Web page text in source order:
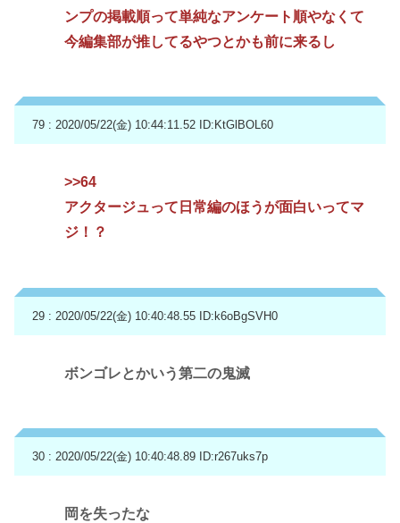
ンプの掲載順って単純なアンケート順やなくて
今編集部が推してるやつとかも前に来るし
79 : 2020/05/22(金) 10:44:11.52 ID:KtGlBOL60
>>64
アクタージュって日常編のほうが面白いってマ
ジ！？
29 : 2020/05/22(金) 10:40:48.55 ID:k6oBgSVH0
ボンゴレとかいう第二の鬼滅
30 : 2020/05/22(金) 10:40:48.89 ID:r267uks7p
岡を失ったな